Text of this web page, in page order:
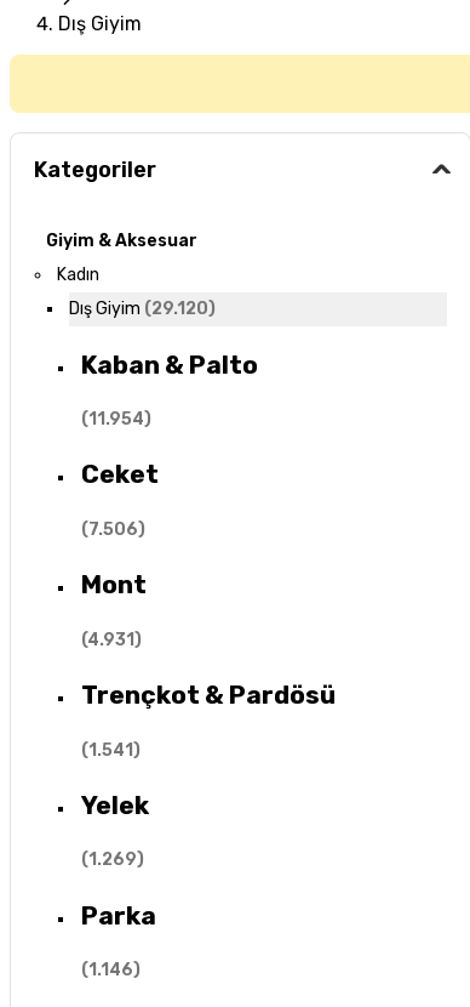
Dış Giyim
Kategoriler
Giyim & Aksesuar
Kadın
Dış Giyim (29.120)
Kaban & Palto
(11.954)
Ceket
(7.506)
Mont
(4.931)
Trençkot & Pardösü
(1.541)
Yelek
(1.269)
Parka
(1.146)